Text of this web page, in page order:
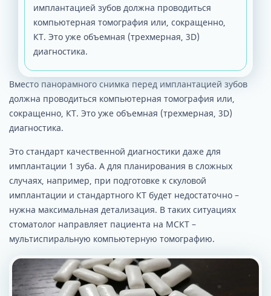
имплантацией зубов должна проводиться
компьютерная томография или, сокращенно,
КТ. Это уже объемная (трехмерная, 3D)
диагностика.
Вместо панорамного снимка перед имплантацией зубов
должна проводиться компьютерная томография или,
сокращенно, КТ. Это уже объемная (трехмерная, 3D)
диагностика.
Это стандарт качественной диагностики даже для
имплантации 1 зуба. А для планирования в сложных
случаях, например, при подготовке к скуловой
имплантации и стандартного КТ будет недостаточно –
нужна максимальная детализация. В таких ситуациях
стоматолог направляет пациента на МСКТ –
мультиспиральную компьютерную томографию.